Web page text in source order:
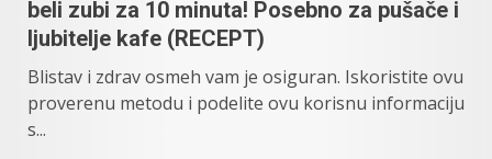
beli zubi za 10 minuta! Posebno za pušače i
ljubitelje kafe (RECEPT)
Blistav i zdrav osmeh vam je osiguran. Iskoristite ovu
proverenu metodu i podelite ovu korisnu informaciju
s...